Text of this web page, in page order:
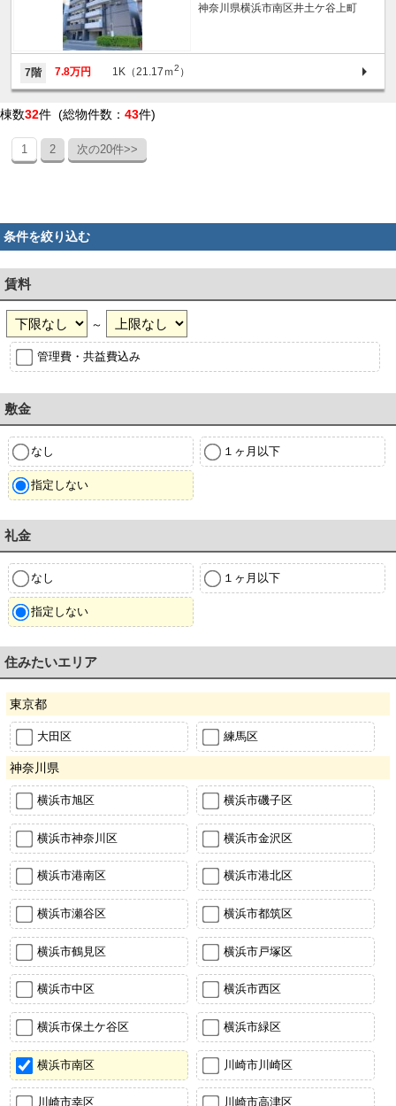
神奈川県横浜市南区井土ケ谷上町
7階 7.8万円 1K（21.17ｍ2 ）
棟数32件 (総物件数： 43件)
1 2 次の20件>>
条件を絞り込む
賃料
～
管理費・共益費込み
敷金
なし １ヶ月以下
指定しない
礼金
なし １ヶ月以下
指定しない
住みたいエリア
東京都
大田区 練馬区
神奈川県
横浜市旭区 横浜市磯子区
横浜市神奈川区 横浜市金沢区
横浜市港南区 横浜市港北区
横浜市瀬谷区 横浜市都筑区
横浜市鶴見区 横浜市戸塚区
横浜市中区 横浜市西区
横浜市保土ケ谷区 横浜市緑区
横浜市南区 川崎市川崎区
川崎市幸区 川崎市高津区